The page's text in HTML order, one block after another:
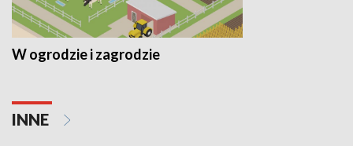
W ogrodzie i zagrodzie
INNE